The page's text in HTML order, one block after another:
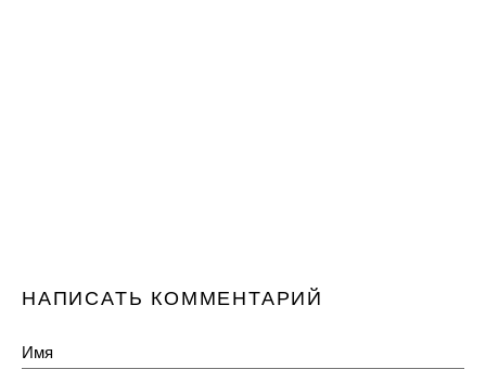
НАПИСАТЬ КОММЕНТАРИЙ
Имя